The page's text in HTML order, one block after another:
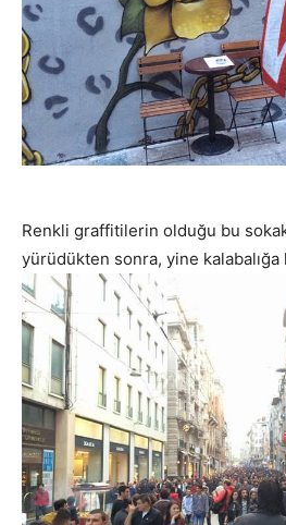
Renkli graffitilerin olduğu bu
yürüdükten sonra, yine kalabalığa